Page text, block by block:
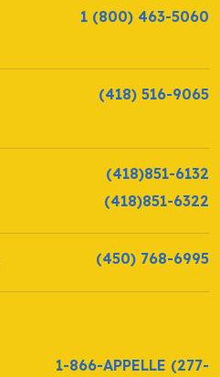
1 (800) 463-5060
(418) 516-9065
(418)851-6132
(418)851-6322
(450) 768-6995
1-866-APPELLE (277-